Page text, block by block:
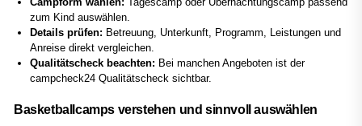
zum Kind auswählen.
Details prüfen: Betreuung, Unterkunft, Programm, Leistungen und
Anreise direkt vergleichen.
Qualitätscheck beachten: Bei manchen Angeboten ist der
campcheck24 Qualitätscheck sichtbar.
Basketballcamps verstehen und sinnvoll auswählen